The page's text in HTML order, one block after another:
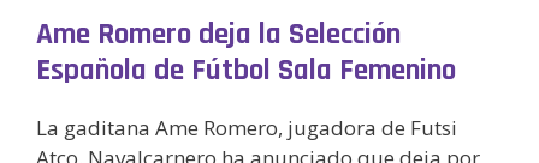
Ame Romero deja la Selección
Española de Fútbol Sala Femenino
La gaditana Ame Romero, jugadora de Futsi
Atco. Navalcarnero ha anunciado que deja por